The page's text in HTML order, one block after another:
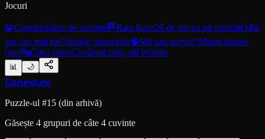
Jocuri
🧩ConexiuniJoc de cuvinte🏁Rata Race20 de ani cu un credit 📊 Mai
sus sau mai jos?Intuiție financiară🧠Mit sau adevăr?Mituri despre
bani🔤Cinci litereCuvântul zilei, stil Wordle
📊 🌙
Conexiuni
Puzzle-ul #15 (din arhivă)
Găsește 4 grupuri de câte 4 cuvinte